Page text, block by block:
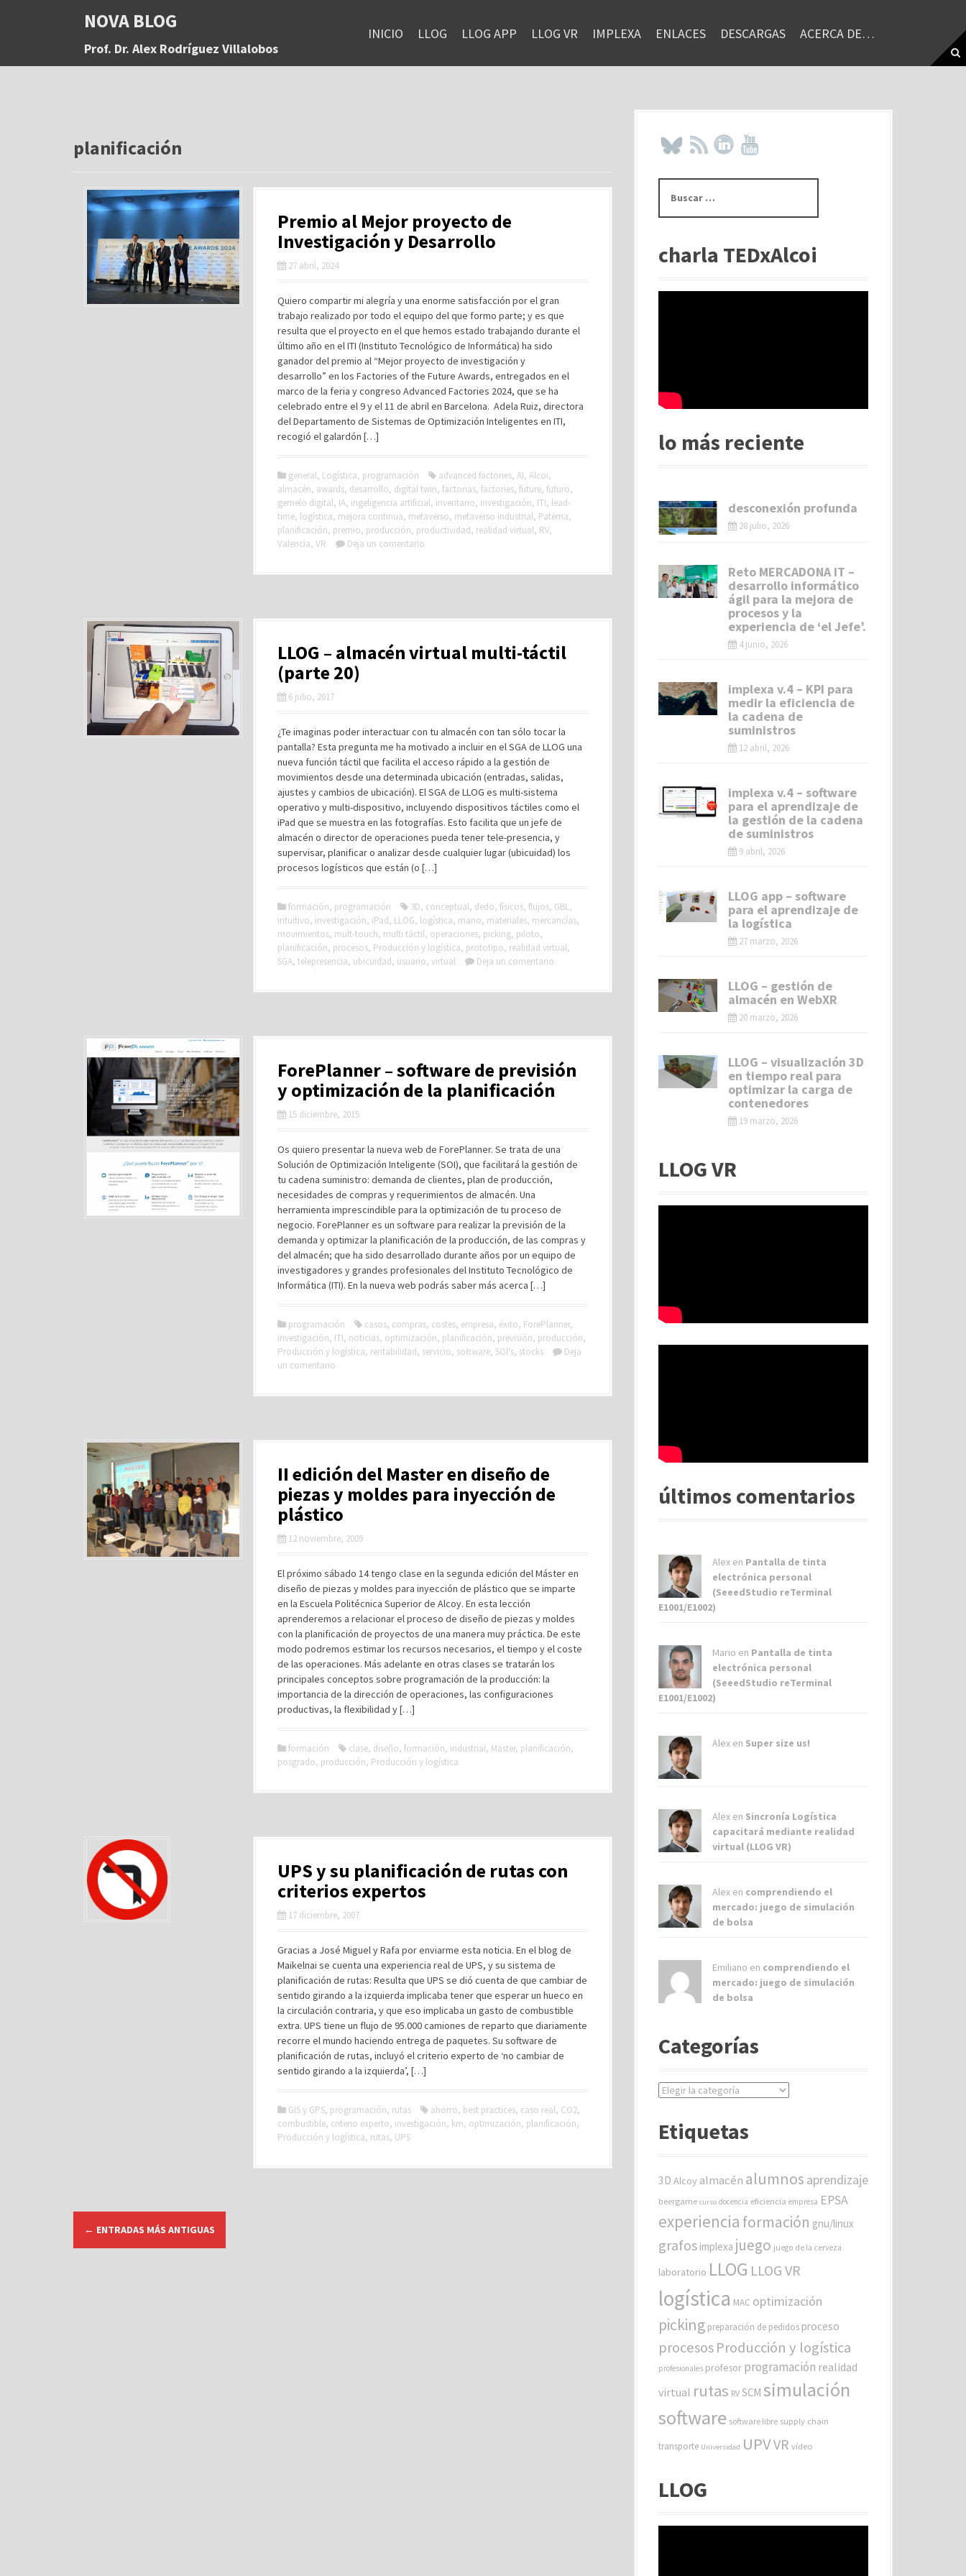
a
NOVA BLOG
Prof. Dr. Alex Rodríguez Villalobos
INICIO LLOG LLOG APP LLOG VR IMPLEXA ENLACES DESCARGAS ACERCA DE…
planificación
Premio al Mejor proyecto de
Investigación y Desarrollo
27 abril, 2024
Quiero compartir mi alegría y una enorme satisfacción por el gran
trabajo realizado por todo el equipo del que formo parte; y es que
resulta que el proyecto en el que hemos estado trabajando durante el
último año en el ITI (Instituto Tecnológico de Informática) ha sido
ganador del premio al “Mejor proyecto de investigación y
desarrollo” en los Factories of the Future Awards, entregados en el
marco de la feria y congreso Advanced Factories 2024, que se ha
celebrado entre el 9 y el 11 de abril en Barcelona. Adela Ruiz, directora
del Departamento de Sistemas de Optimización Inteligentes en ITI,
recogió el galardón […]
general, Logística, programación advanced factories, AI, Alcoi,
almacén, awards, desarrollo, digital twin, factorias, factories, future, futuro,
gemelo digital, IA, ingeligencia artificial, inventario, investigación, ITI, lead-
time, logística, mejora continua, metaverso, metaverso industrial, Paterna,
planificación, premio, producción, productividad, realidad virtual, RV,
Valencia, VR Deja un comentario
LLOG – almacén virtual multi-táctil
(parte 20)
6 julio, 2017
¿Te imaginas poder interactuar con tu almacén con tan sólo tocar la
pantalla? Esta pregunta me ha motivado a incluir en el SGA de LLOG una
nueva función táctil que facilita el acceso rápido a la gestión de
movimientos desde una determinada ubicación (entradas, salidas,
ajustes y cambios de ubicación). El SGA de LLOG es multi-sistema
operativo y multi-dispositivo, incluyendo dispositivos táctiles como el
iPad que se muestra en las fotografías. Esto facilita que un jefe de
almacén o director de operaciones pueda tener tele-presencia, y
supervisar, planificar o analizar desde cualquier lugar (ubicuidad) los
procesos logísticos que están (o […]
formación, programación 3D, conceptual, dedo, físicos, flujos, GBL,
intuitivo, investigación, iPad, LLOG, logística, mano, materiales, mercancías,
movimientos, mult-touch, multi táctil, operaciones, picking, piloto,
planificación, procesos, Producción y logística, prototipo, realidad virtual,
SGA, telepresencia, ubicuidad, usuario, virtual Deja un comentario
ForePlanner – software de previsión
y optimización de la planificación
15 diciembre, 2015
Os quiero presentar la nueva web de ForePlanner. Se trata de una
Solución de Optimización Inteligente (SOI), que facilitará la gestión de
tu cadena suministro: demanda de clientes, plan de producción,
necesidades de compras y requerimientos de almacén. Una
herramienta imprescindible para la optimización de tu proceso de
negocio. ForePlanner es un software para realizar la previsión de la
demanda y optimizar la planificación de la producción, de las compras y
del almacén; que ha sido desarrollado durante años por un equipo de
investigadores y grandes profesionales del Instituto Tecnológico de
Informática (ITI). En la nueva web podrás saber más acerca […]
programación casos, compras, costes, empresa, éxito, ForePlanner,
investigación, ITI, noticias, optimización, planificación, previsión, producción,
Producción y logística, rentabilidad, servicio, software, SOI's, stocks
Deja
un comentario
II edición del Master en diseño de
piezas y moldes para inyección de
plástico
12 noviembre, 2009
El próximo sábado 14 tengo clase en la segunda edición del Máster en
diseño de piezas y moldes para inyección de plástico que se imparte
en la Escuela Politécnica Superior de Alcoy. En esta lección
aprenderemos a relacionar el proceso de diseño de piezas y moldes
con la planificación de proyectos de una manera muy práctica. De este
modo podremos estimar los recursos necesarios, el tiempo y el coste
de las operaciones. Más adelante en otras clases se tratarán los
principales conceptos sobre programación de la producción: la
importancia de la dirección de operaciones, las configuraciones
productivas, la flexibilidad y […]
formación clase, diseño, formación, industrial, Master, planificación,
posgrado, producción, Producción y logística
UPS y su planificación de rutas con
criterios expertos
17 diciembre, 2007
Gracias a José Miguel y Rafa por enviarme esta noticia. En el blog de
Maikelnai se cuenta una experiencia real de UPS, y su sistema de
planificación de rutas: Resulta que UPS se dió cuenta de que cambiar de
sentido girando a la izquierda implicaba tener que esperar un hueco en
la circulación contraria, y que eso implicaba un gasto de combustible
extra. UPS tiene un flujo de 95.000 camiones de reparto que diariamente
recorre el mundo haciendo entrega de paquetes. Su software de
planificación de rutas, incluyó el criterio experto de ‘no cambiar de
sentido girando a la izquierda’, […]
GIS y GPS, programación, rutas ahorro, best practices, caso real, CO2,
combustible, criterio experto, investigación, km, optimización, planificación,
Producción y logística, rutas, UPS
← ENTRADAS MÁS ANTIGUAS
s
rcharla TEDxAlcoi
lo más reciente
desconexión profunda
28 julio, 2026
Reto MERCADONA IT –
desarrollo informático
ágil para la mejora de
procesos y la
experiencia de ‘el Jefe’.
4 junio, 2026
implexa v.4 – KPI para
medir la eficiencia de
la cadena de
suministros
12 abril, 2026
implexa v.4 – software
para el aprendizaje de
la gestión de la cadena
de suministros
9 abril, 2026
LLOG app – software
para el aprendizaje de
la logística
27 marzo, 2026
LLOG – gestión de
almacén en WebXR
20 marzo, 2026
LLOG – visualización 3D
en tiempo real para
optimizar la carga de
contenedores
19 marzo, 2026
LLOG VR
últimos comentarios
Alex en Pantalla de tinta
electrónica personal
(SeeedStudio reTerminal
E1001/E1002)
Mario en Pantalla de tinta
electrónica personal
(SeeedStudio reTerminal
E1001/E1002)
Alex en Super size us!
Alex en Sincronía Logística
capacitará mediante realidad
virtual (LLOG VR)
Alex en comprendiendo el
mercado: juego de simulación
de bolsa
Emiliano en comprendiendo el
mercado: juego de simulación
de bolsa
Categorías
C
e
r
s
Etiquetas
3D Alcoy almacén alumnos aprendizaje
beergame curso docencia eficiencia empresa EPSA
experiencia formación gnu/linux
grafos implexa juego juego de la cerveza
laboratorio LLOG LLOG VR
logística MAC optimización
picking preparación de pedidos proceso
procesosProducción y logística
profesionales profesor programación realidad
virtual rutas RV SCM simulación
software software libre supply chain
transporte Universidad UPVVR vídeo
LLOG